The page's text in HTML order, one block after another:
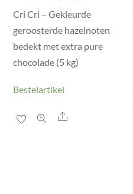
Cri Cri – Gekleurde
geroosterde hazelnoten
bedekt met extra pure
chocolade (5 kg)
Bestelartikel
Share